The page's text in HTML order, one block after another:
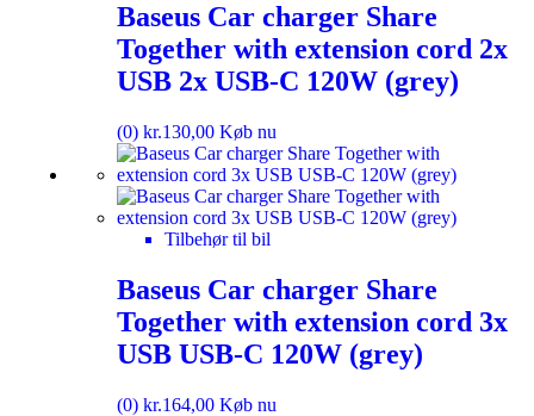
Baseus Car charger Share
Together with extension cord 2x
USB 2x USB-C 120W (grey)
(0) kr.130,00 Køb nu
Tilbehør til bil
Baseus Car charger Share
Together with extension cord 3x
USB USB-C 120W (grey)
(0) kr.164,00 Køb nu